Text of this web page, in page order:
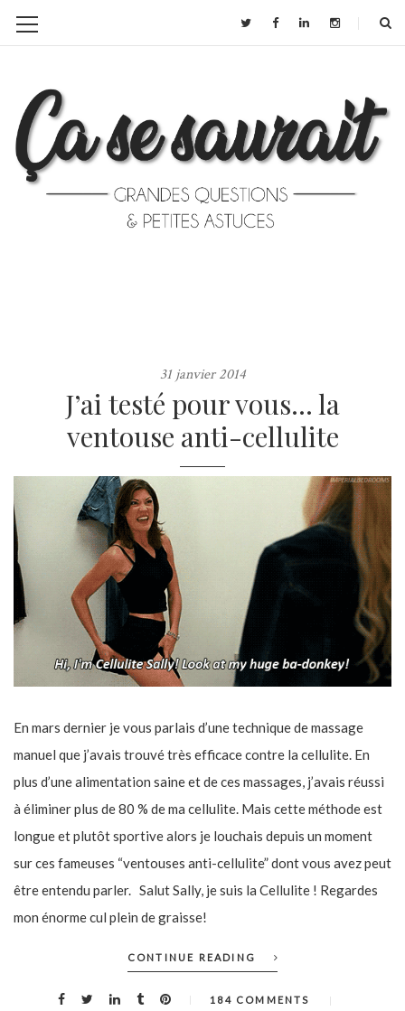
31 janvier 2014
J’ai testé pour vous… la
ventouse anti-cellulite
En mars dernier je vous parlais d’une technique de massage
manuel que j’avais trouvé très efficace contre la cellulite. En
plus d’une alimentation saine et de ces massages, j’avais réussi
à éliminer plus de 80 % de ma cellulite. Mais cette méthode est
longue et plutôt sportive alors je louchais depuis un moment
sur ces fameuses “ventouses anti-cellulite” dont vous avez peut
être entendu parler. Salut Sally, je suis la Cellulite ! Regardes
mon énorme cul plein de graisse!
CONTINUE READING
184 COMMENTS